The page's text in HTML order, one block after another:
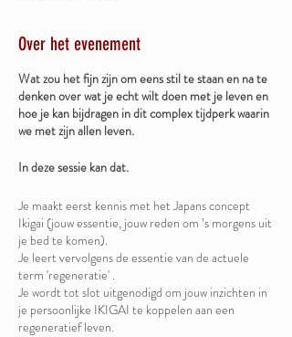
Over het evenement
Wat zou het fijn zijn om eens stil te staan en na te
denken over wat je echt wilt doen met je leven en
hoe je kan bijdragen in dit complex tijdperk waarin
we met zijn allen leven.
In deze sessie kan dat.
Je maakt eerst kennis met het Japans concept
Ikigai (jouw essentie, jouw reden om ’s morgens uit
je bed te komen).
Je leert vervolgens de essentie van de actuele
term 'regeneratie' .
Je wordt tot slot uitgenodigd om jouw inzichten in
je persoonlijke IKIGAI te koppelen aan een
regeneratief leven.